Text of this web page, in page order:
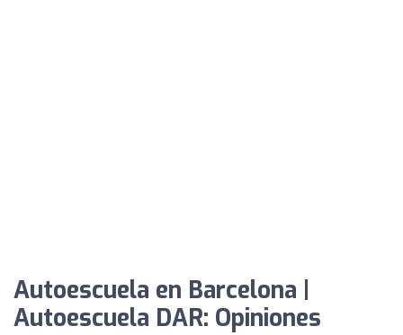
Autoescuela en Barcelona |
Autoescuela DAR: Opiniones